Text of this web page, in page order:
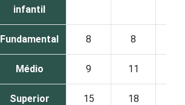
infantil
Fundamental 8 8
Médio 9 11
Superior 15 18